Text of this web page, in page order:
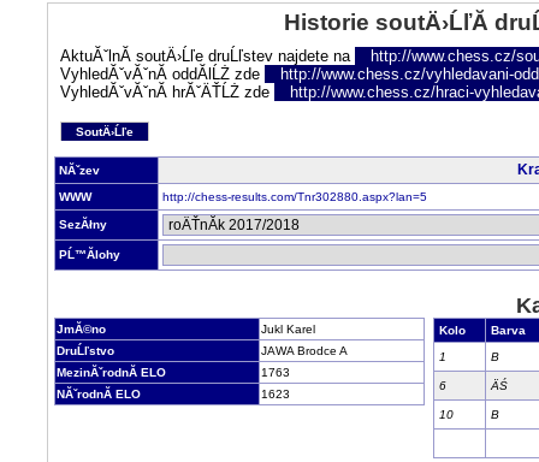
Historie soutÄ›ĹľĂ­
AktuĂˇlnĂ­ soutÄ›Ĺľe druĹľstev najdete na
http://www.chess.cz/
VyhledĂˇvĂˇnĂ­ oddĂ­lĹŻ zde
http://www.chess.cz/vyhledavani-
VyhledĂˇvĂˇnĂ­ hrĂˇÄŤĹŻ zde
http://www.chess.cz/hraci-
SoutÄ›Ĺľe
NĂˇzev
WWW http://chess-results.com/Tnr302880.aspx?lan=5
SezĂłny
PĹ™Ă­lohy
JmĂ©no
Jukl Karel
DruĹľstvo
JAWA Brodce A
MezinĂˇrodnĂ­ ELO
1763
NĂˇrodnĂ­ ELO
1623
Kolo
Barva
1
B
6 ÄŚ
10 B